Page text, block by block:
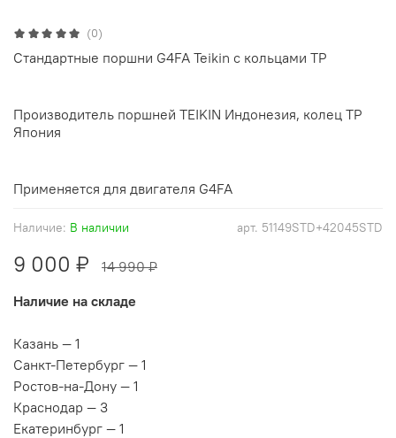
(0)
арт. 51149STD+42045STD
Наличие: В наличии
9 000 ₽
14 990 ₽
Наличие на складе
Казань — 1
Санкт-Петербург — 1
Ростов-на-Дону — 1
Краснодар — 3
Екатеринбург — 1
Стандартные поршни G4FA Teikin с кольцами TP
Производитель поршней TEIKIN Индонезия, колец TP
Япония
Применяется для двигателя G4FA